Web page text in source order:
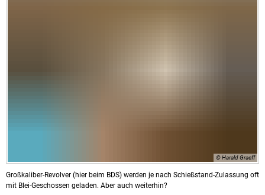
© Harald Graeff
Großkaliber-Revolver (hier beim BDS) werden je nach Schießstand-Zulassung oft
mit Blei-Geschossen geladen. Aber auch weiterhin?